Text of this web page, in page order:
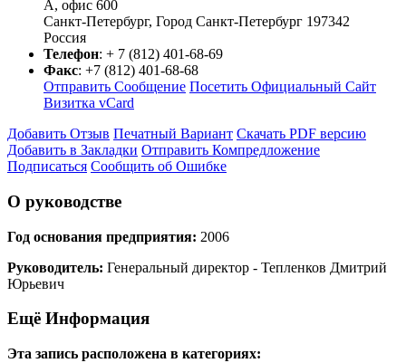
А, офис 600
Санкт-Петербург, Город Санкт-Петербург 197342
Россия
Телефон: + 7 (812) 401-68-69
Факс: +7 (812) 401-68-68
Отправить Сообщение Посетить Официальный Сайт
Визитка vCard
Добавить Отзыв Печатный Вариант Скачать PDF версию
Добавить в Закладки Отправить Компредложение
Подписаться Сообщить об Ошибке
О руководстве
Год основания предприятия: 2006
Руководитель: Генеральный директор - Тепленков Дмитрий
Юрьевич
Ещё Информация
Эта запись расположена в категориях: